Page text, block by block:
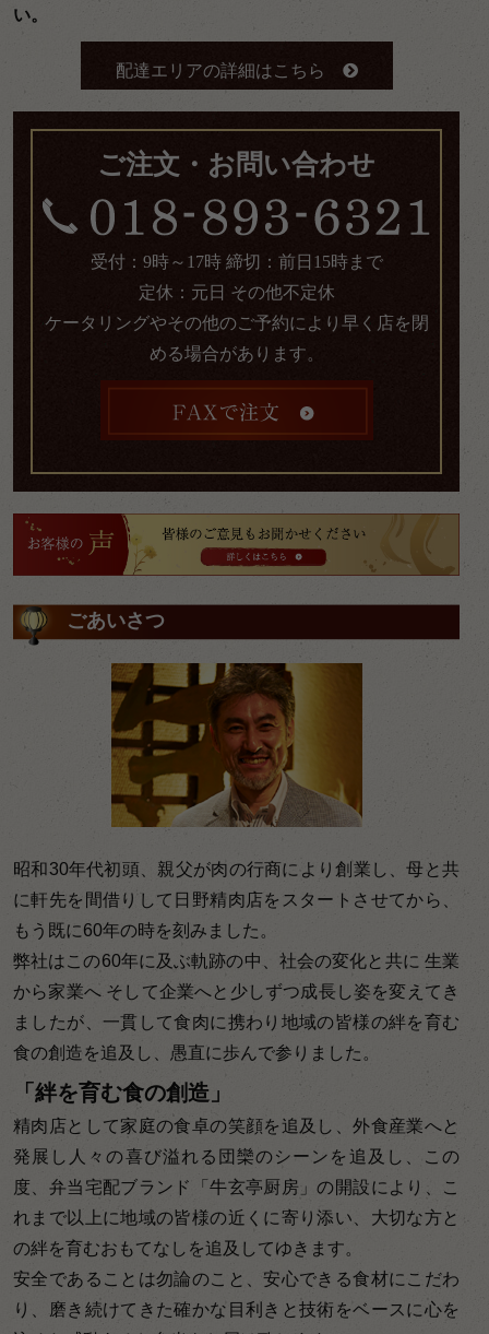
い。
配達エリアの詳細はこちら
ご注文・お問い合わせ
受付：9時～17時 締切：前日15時まで
定休：元日 その他不定休
ケータリングやその他のご予約により早く店を閉
める場合があります。
ごあいさつ
昭和30年代初頭、親父が肉の行商により創業し、母と共
に軒先を間借りして日野精肉店をスタートさせてから、
もう既に60年の時を刻みました。
弊社はこの60年に及ぶ軌跡の中、社会の変化と共に 生業
から家業へ そして企業へと少しずつ成長し姿を変えてき
ましたが、一貫して食肉に携わり地域の皆様の絆を育む
食の創造を追及し、愚直に歩んで参りました。
「絆を育む食の創造」
精肉店として家庭の食卓の笑顔を追及し、外食産業へと
発展し人々の喜び溢れる団欒のシーンを追及し、この
度、弁当宅配ブランド「牛玄亭厨房」の開設により、こ
れまで以上に地域の皆様の近くに寄り添い、大切な方と
の絆を育むおもてなしを追及してゆきます。
安全であることは勿論のこと、安心できる食材にこだわ
り、磨き続けてきた確かな目利きと技術をベースに心を